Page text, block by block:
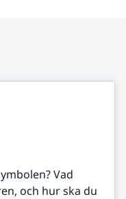
Vad
och hur ska du